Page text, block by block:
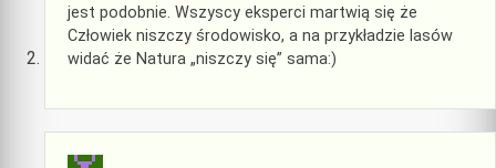
jest podobnie. Wszyscy eksperci martwią się że
Człowiek niszczy środowisko, a na przykładzie lasów
widać że Natura „niszczy się” sama:)